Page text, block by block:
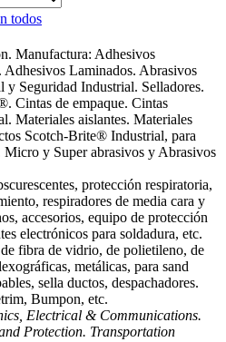
todos
Manufactura: Adhesivos
Laminados. Abrasivos
y Seguridad Industrial. Selladores.
de empaque. Cintas
Materiales aislantes. Materiales
Scotch-Brite® Industrial, para
y Super abrasivos y Abrasivos
protección respiratoria,
respiradores de media cara y
accesorios, equipo de protección
electrónicos para soldadura, etc.
fibra de vidrio, de polietileno, de
metálicas, para sand
sella ductos, despachadores.
Bumpon, etc.
Electrical & Communications.
Protection. Transportation